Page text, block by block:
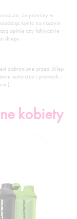
że jesteśmy w
konto na naszym
opinię czy faktycznie
sklepu.
zabronione przez Sklep
autorskim i prawach -
kobiety